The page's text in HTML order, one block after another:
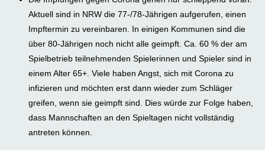
Aktuell sind in NRW die 77-/78-Jährigen aufgerufen, einen
Impftermin zu vereinbaren. In einigen Kommunen sind die
über 80-Jährigen noch nicht alle geimpft. Ca. 60 % der am
Spielbetrieb teilnehmenden Spielerinnen und Spieler sind in
einem Alter 65+. Viele haben Angst, sich mit Corona zu
infizieren und möchten erst dann wieder zum Schläger
greifen, wenn sie geimpft sind. Dies würde zur Folge haben,
dass Mannschaften an den Spieltagen nicht vollständig
antreten können.